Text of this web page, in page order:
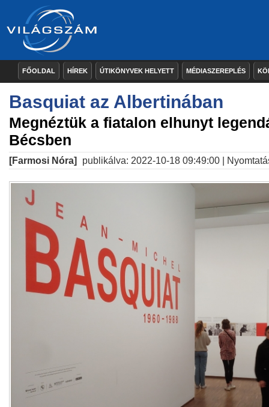
FŐOLDAL HÍREK ÚTIKÖNYVEK HELYETT MÉDIASZEREPLÉS
Basquiat az Albertinában
Megnéztük a fiatalon elhunyt
Bécsben
[Farmosi Nóra] publikálva: 2022-10-18 09:49:00 |